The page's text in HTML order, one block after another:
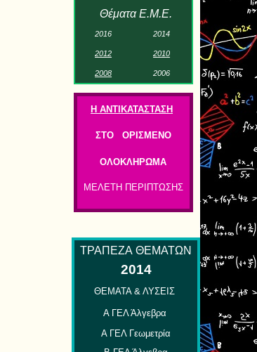
Θέματα Ε.Μ.Ε.
2016 2014
2012 2010
2008 2006
Η ΑΝΤΙΚΑΤΑΣΤΑΣΗ
ΣΤΟ ΟΡΙΣΜΕΝΟ
ΟΛΟΚΛΗΡΩΜΑ
ΜΕΛΕΤΗ ΠΕΡΙΠΤΩΣΗΣ
ΤΡΑΠΕΖΑΘΕΜΑΤΩΝ
2014
ΘΕΜΑΤΑ & ΛΥΣΕΙΣ
Α ΓΕΛ Άλγεβρα
Α ΓΕΛ Γεωμετρία